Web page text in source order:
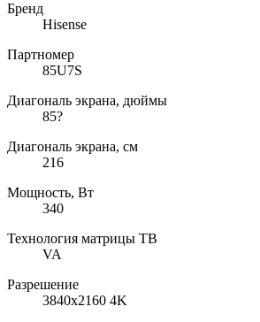
Бренд
Hisense
Партномер
85U7S
Диагональ экрана, дюймы
85?
Диагональ экрана, см
216
Мощность, Вт
340
Технология матрицы ТВ
VA
Разрешение
3840x2160 4K